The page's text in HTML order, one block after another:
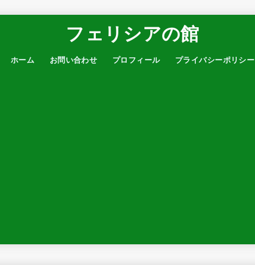
フェリシアの館
ホーム お問い合わせ プロフィール プライバシーポリシー